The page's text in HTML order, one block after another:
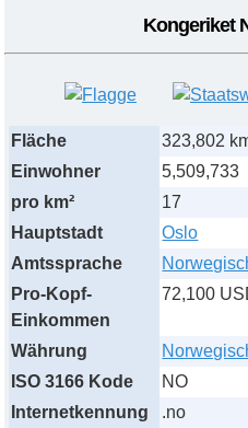
Kongeriket
Fläche
323,802
Einwohner
5,509,733
pro km²
17
Hauptstadt
Oslo
Amtssprache
Pro-Kopf-
Einkommen
72,100
Währung
ISO 3166 Kode
NO
Internetkennung
.no